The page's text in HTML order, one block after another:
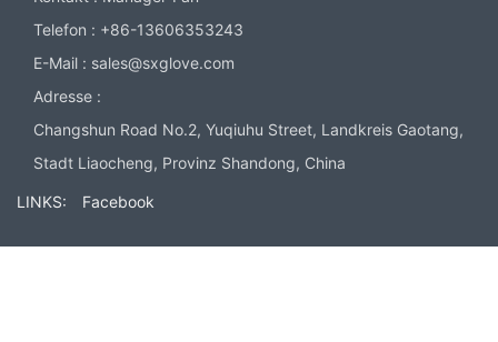
Telefon : +86-13606353243
E-Mail : sales@sxglove.com
Adresse :
Changshun Road No.2, Yuqiuhu Street, Landkreis Gaotang,
Stadt Liaocheng, Provinz Shandong, China
LINKS: Facebook